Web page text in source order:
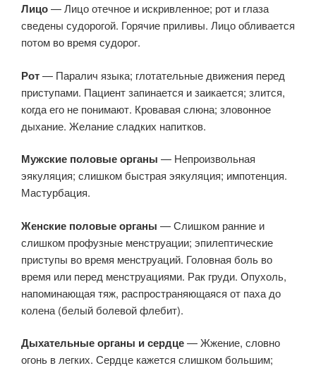
Лицо— Лицо отечное и искривленное; рот и глаза
сведены судорогой. Горячие приливы. Лицо обливается
потом во время судорог.
Рот— Паралич языка; глотательные движения перед
приступами. Пациент запинается и заикается; злится,
когда его не понимают. Кровавая слюна; зловонное
дыхание. Желание сладких напитков.
Мужские половые органы — Непроизвольная
эякуляция; слишком быстрая эякуляция; импотенция.
Мастурбация.
Женские половые органы — Слишком ранние и
слишком профузные менструации; эпилептические
приступы во время менструаций. Головная боль во
время или перед менструациями. Рак груди. Опухоль,
напоминающая тяж, распространяющаяся от паха до
колена (белый болевой флебит).
Дыхательные органы и сердце— Жжение, словно
огонь в легких. Сердце кажется слишком большим;